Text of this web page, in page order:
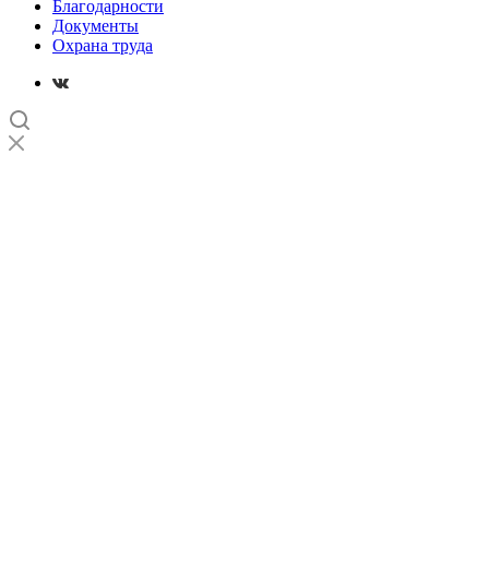
Благодарности
Документы
Охрана труда